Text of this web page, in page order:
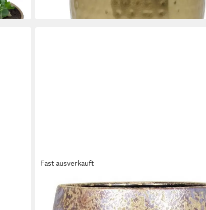
Fast ausverkauft
INNA-GLAS
Blumentopf Vintage Pflanztopf Mago aus Keramik,
Wischoptik, Gold, 17 cm, Ø 19 cm